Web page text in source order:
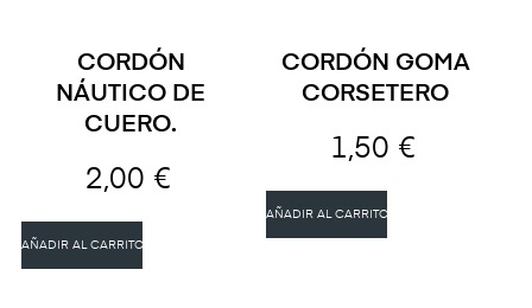
CORDÓN
NÁUTICO DE
CUERO.
2,00 €
AÑADIR AL CARRITO
CORDÓN GOMA
CORSETERO
1,50 €
AÑADIR AL CARRITO